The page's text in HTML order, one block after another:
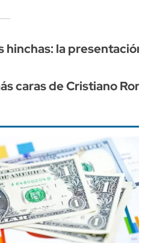
hinchas: la
caras de Cristiano